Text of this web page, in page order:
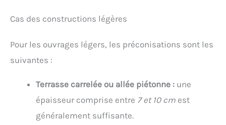
Cas des constructions légères
Pour les ouvrages légers, les préconisations sont les
suivantes :
Terrasse carrelée ou allée piétonne : une
épaisseur comprise entre 7 et 10 cm est
généralement suffisante.